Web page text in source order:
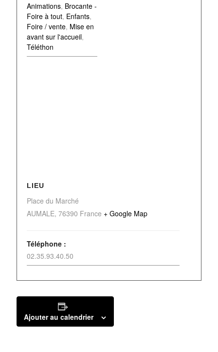
Animations, Brocante -
Foire à tout, Enfants,
Foire / vente, Mise en
avant sur l'accueil,
Téléthon
LIEU
Place du Marché
AUMALE, 76390 France + Google Map
Téléphone :
02.35.93.40.50
Ajouter au calendrier